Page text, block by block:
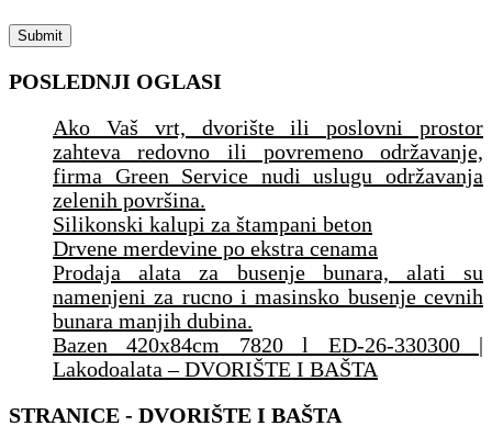
POSLEDNJI OGLASI
Ako Vaš vrt, dvorište ili poslovni prostor
zahteva redovno ili povremeno održavanje,
firma Green Service nudi uslugu održavanja
zelenih površina.
Silikonski kalupi za štampani beton
Drvene merdevine po ekstra cenama
Prodaja alata za busenje bunara, alati su
namenjeni za rucno i masinsko busenje cevnih
bunara manjih dubina.
Bazen 420x84cm 7820 l ED-26-330300 |
Lakodoalata – DVORIŠTE I BAŠTA
STRANICE - DVORIŠTE I BAŠTA